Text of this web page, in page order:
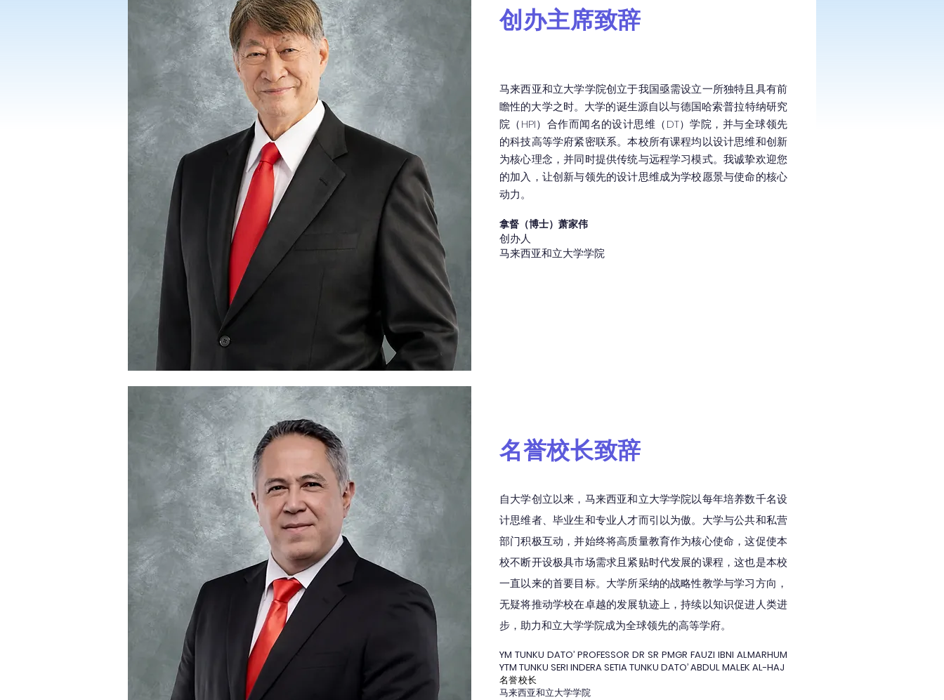
创办主席致辞
马来西亚和立大学学院创立于我国亟需设立一所独特且具有前
瞻性的大学之时。大学的诞生源自以与德国哈索·普拉特纳研究
院（HPI）合作而闻名的设计思维（DT）学院，并与全球领先
的科技高等学府紧密联系。本校所有课程均以设计思维和创新
为核心理念，并同时提供传统与远程学习模式。我诚挚欢迎您
的加入，让创新与领先的设计思维成为学校愿景与使命的核心
动力。
拿督（博士）萧家伟
创办人
马来西亚和立大学学院
名誉校长致辞
自大学创立以来，马来西亚和立大学学院以每年培养数千名设
计思维者、毕业生和专业人才而引以为傲。大学与公共和私营
部门积极互动，并始终将高质量教育作为核心使命，这促使本
校不断开设极具市场需求且紧贴时代发展的课程，这也是本校
一直以来的首要目标。大学所采纳的战略性教学与学习方向，
无疑将推动学校在卓越的发展轨迹上，持续以知识促进人类进
步，助力和立大学学院成为全球领先的高等学府。
YM TUNKU DATO’ PROFESSOR DR SR PMGR FAUZI IBNI ALMARHUM
YTM TUNKU SERI INDERA SETIA TUNKU DATO’ ABDUL MALEK AL-HAJ
名誉校长
马来西亚和立大学学院